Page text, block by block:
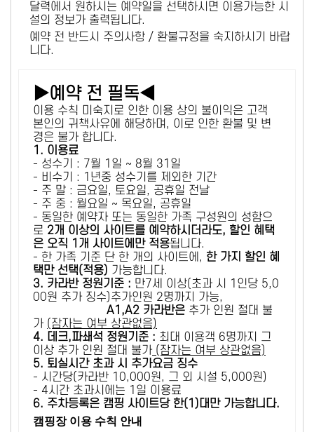
달력에서 원하시는 예약일을 선택하시면 이용가능한 시
설의 정보가 출력됩니다.
예약 전 반드시 주의사항 / 환불규정을 숙지하시기 바랍
니다.
▶예약 전 필독◀
이용 수칙 미숙지로 인한 이용 상의 불이익은 고객
본인의 귀책사유에 해당하며, 이로 인한 환불 및 변
경은 불가 합니다.
1. 이용료
- 성수기 : 7월 1일 ~ 8월 31일
- 비수기 : 1년중 성수기를 제외한 기간
- 주 말 : 금요일, 토요일, 공휴일 전날
- 주 중 : 월요일 ~ 목요일, 공휴일
- 동일한 예약자 또는 동일한 가족 구성원의 성함으
로 2개 이상의 사이트를 예약하시더라도, 할인 혜택
은 오직 1개 사이트에만 적용됩니다.
- 한 가족 기준 단 한 개의 사이트에, 한 가지 할인 혜
택만 선택(적용) 가능합니다.
3. 카라반 정원기준 : 만7세 이상(초과 시 1인당 5,0
00원 추가 징수)추가인원 2명까지 가능,
A1,A2 카라반은 추가 인원 절대 불
가 (잠자는 여부 상관없음)
4. 데크,파쇄석 정원기준 : ​최대 이용객 6명까지 그
이상 추가 인원 절대 불가 (잠자는 여부 상관없음)
5. 퇴실시간 초과 시 추가요금 징수
- 시간당(카라반 10,000원, 그 외 시설 5,000원)
- 4시간 초과시에는 1일 이용료
6. 주차등록은 캠핑 사이트당 한(1)대만 가능합니다.
캠핑장 이용 수칙 안내